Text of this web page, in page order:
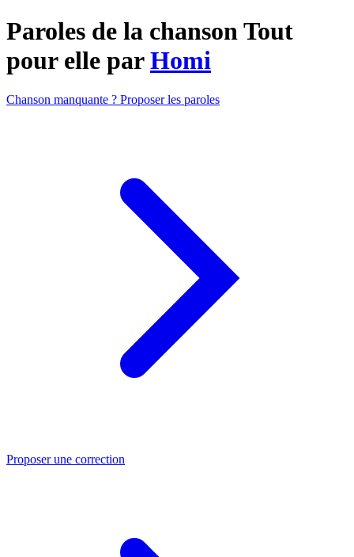
Paroles de la chanson Tout
pour elle parHomi
Chanson manquante ? Proposer les paroles
Proposer une correction